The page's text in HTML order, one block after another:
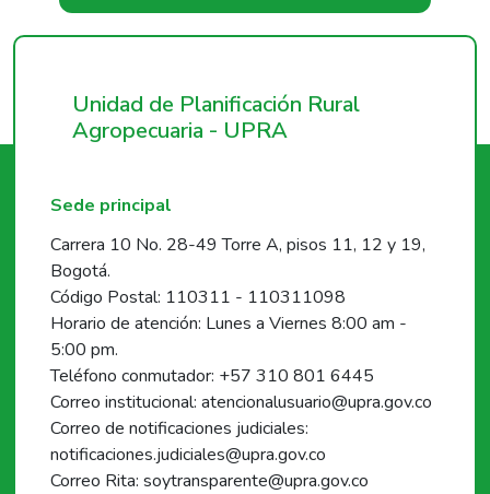
Unidad de Planificación Rural
Agropecuaria - UPRA
Sede principal
Carrera 10 No. 28-49 Torre A, pisos 11, 12 y 19,
Bogotá.
Código Postal: 110311 - 110311098
Horario de atención: Lunes a Viernes 8:00 am -
5:00 pm.
Teléfono conmutador: +57 310 801 6445
Correo institucional: atencionalusuario@upra.gov.co
Correo de notificaciones judiciales:
notificaciones.judiciales@upra.gov.co
Correo Rita: soytransparente@upra.gov.co